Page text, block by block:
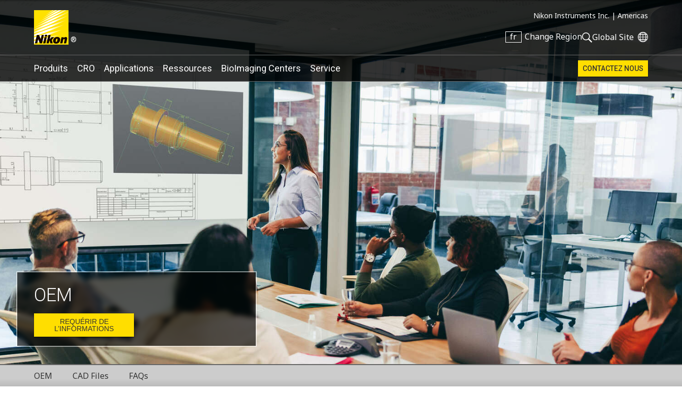
®
Nikon Instruments Inc. | Americas
fr Change Region Global Site
Search keyword(s)
Produits CRO Applications Ressources BioImaging Centers Service CONTACTEZ NOUS
OEM
REQUÉRIR DE
L’INFORMATIONS
OEM CAD Files FAQs